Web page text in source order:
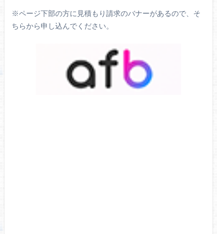
※ページ下部の方に見積もり請求のバナーがあるので、そ
ちらから申し込んでください。